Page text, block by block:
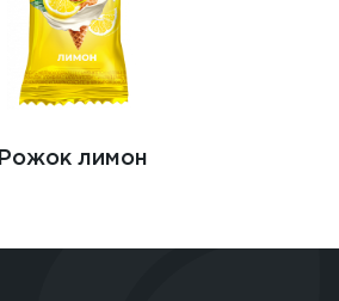
Рожок лимон